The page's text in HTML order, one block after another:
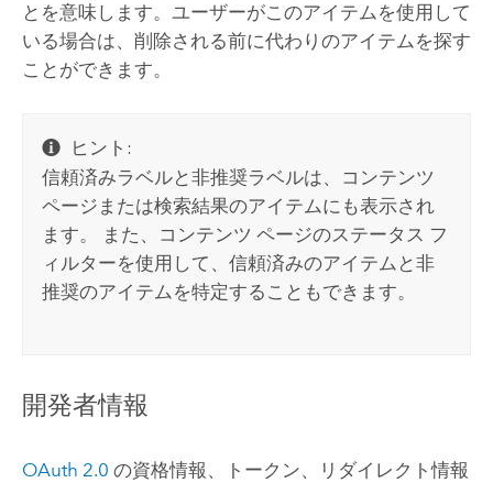
とを意味します。ユーザーがこのアイテムを使用して
いる場合は、削除される前に代わりのアイテムを探す
ことができます。
ヒント:
信頼済みラベルと非推奨ラベルは、コンテンツ
ページまたは検索結果のアイテムにも表示され
ます。 また、コンテンツ ページのステータス フ
ィルターを使用して、信頼済みのアイテムと非
推奨のアイテムを特定することもできます。
開発者情報
OAuth 2.0 の資格情報、トークン、リダイレクト情報